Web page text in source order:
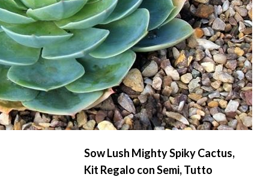
Sow Lush Mighty Spiky Cactus,
Kit Regalo con Semi, Tutto